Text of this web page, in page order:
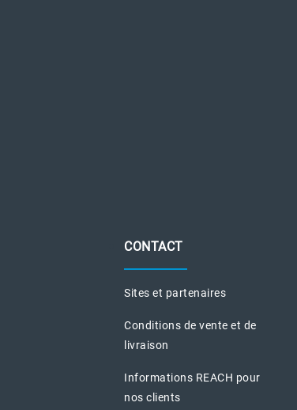
CONTACT
Sites et partenaires
Conditions de vente et de
livraison
Informations REACH pour
nos clients